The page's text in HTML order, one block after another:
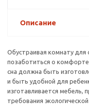
Описание
Обустраивая комнату для
позаботиться о
сна должна быть
и быть удобной для
изготавливается
требования